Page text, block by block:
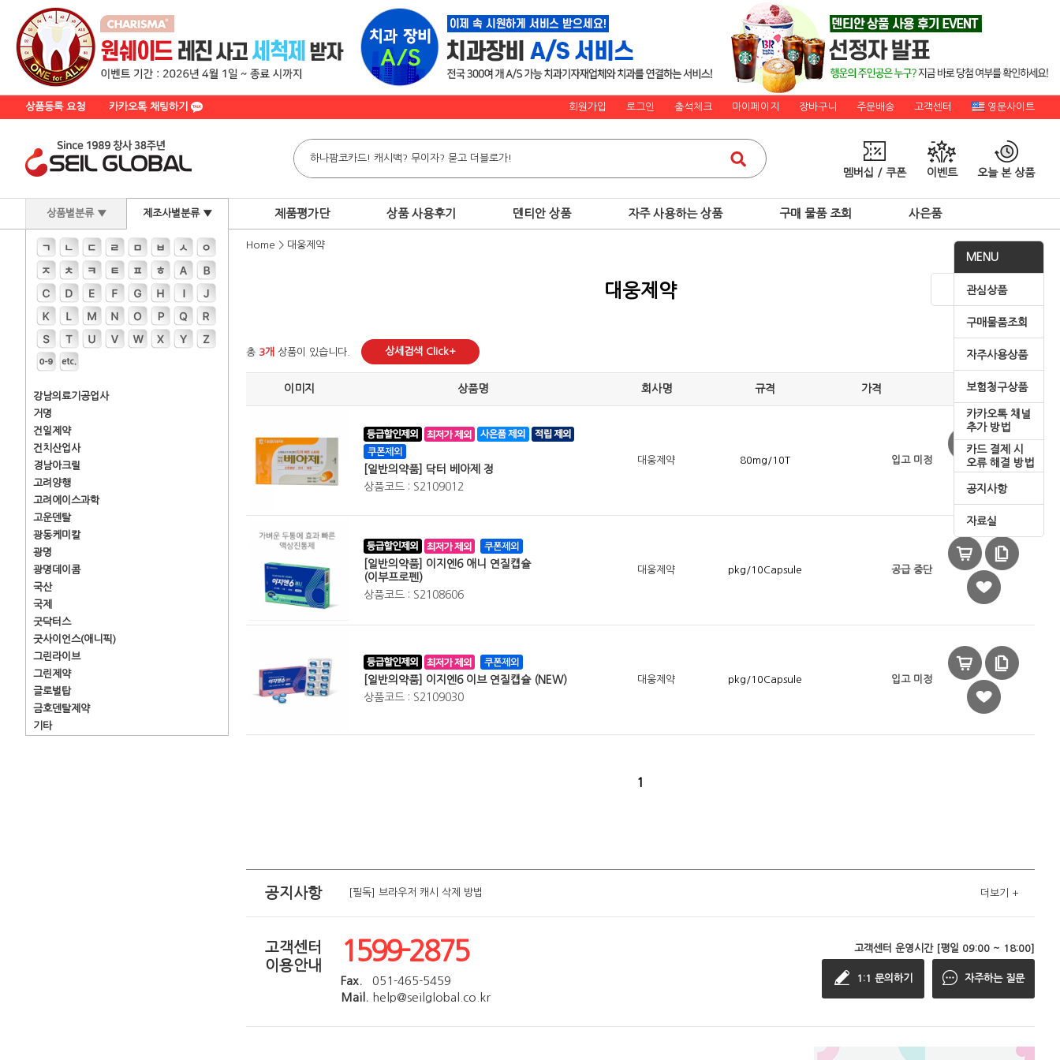
상품등록 요청 카카오톡 채팅하기 회원가입 로그인 출석체크 마이페이지 장바구니 주문배송 고객센터 영문사이트
멤버십 / 쿠폰 이벤트 오늘 본 상품
상품별분류 ▼ 제조사별분류 ▼
강남의료기공업사
거명
건일제약
건치산업사
경남아크릴
고려양행
고려에이스과학
고운덴탈
광동케미칼
광명
광명데이콤
국산
국제
굿닥터스
굿사이언스(애니픽)
그린라이브
그린제약
글로벌탑
금호덴탈제약
기타
제품평가단 상품 사용후기 덴티안 상품 자주 사용하는 상품 구매 물품 조회 사은품
MENU
관심상품
구매물품조회
자주사용상품
보험청구상품
카카오톡 채널
추가 방법
카드 결제 시
오류 해결 방법
공지사항
자료실
Home > 대웅제약
대웅제약
총 3개 상품이 있습니다. 상세검색 Click+
이미지 상품명 회사명 규격 가격
[일반의약품] 닥터 베아제 정
상품코드 : S2109012
대웅제약 80mg/10T 입고 미정
[일반의약품] 이지엔6 애니 연질캡슐
(이부프로펜)
상품코드 : S2108606
대웅제약 pkg/10Capsule 공급 중단
[일반의약품] 이지엔6 이브 연질캡슐 (NEW)
상품코드 : S2109030
대웅제약 pkg/10Capsule 입고 미정
1
공지사항
[필독] 브라우저 캐시 삭제 방법
[필독] 브라우저 캐시 삭제 방법
더보기 +
고객센터
이용안내
1599-2875
Fax.
051-465-5459
Mail. help@seilglobal.co.kr
고객센터 운영시간 [평일 09:00 ~ 18:00]
1:1 문의하기 자주하는 질문